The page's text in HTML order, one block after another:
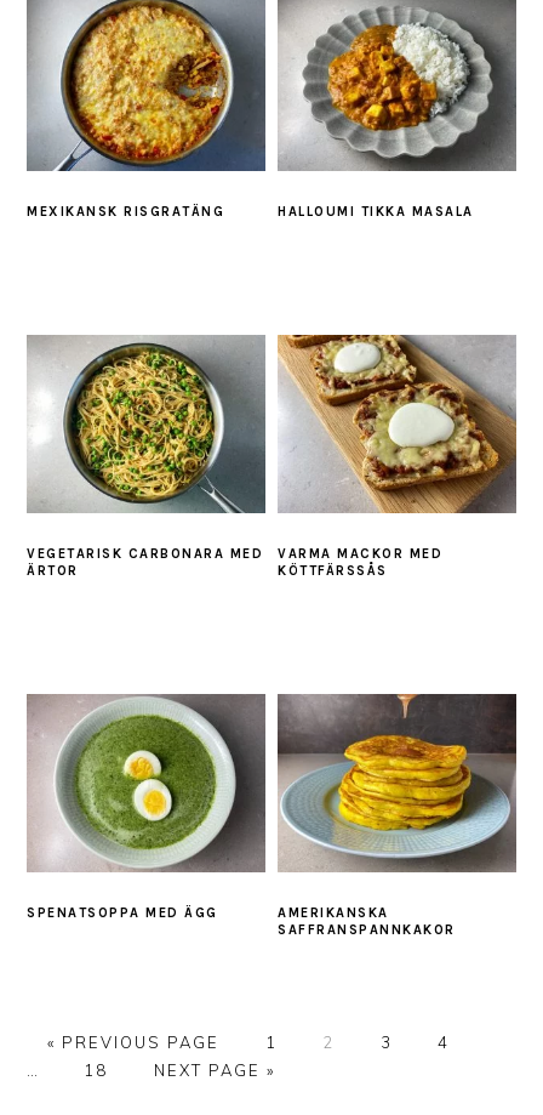
MEXIKANSK RISGRATÄNG HALLOUMI TIKKA MASALA
VEGETARISK CARBONARA MED
ÄRTOR
VARMA MACKOR MED
KÖTTFÄRSSÅS
SPENATSOPPA MED ÄGG
AMERIKANSKA
SAFFRANSPANNKAKOR
« GO
PREVIOUS PAGE PAGE
1 PAGE
2 PAGE
3 PAGE
4
… PAGE
18
GO
NEXT PAGE »